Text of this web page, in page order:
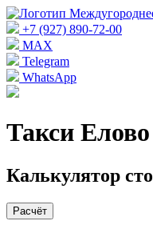
+7 (927) 890-72-00
MAX
Telegram
WhatsApp
Такси
Калькулятор
Расчёт